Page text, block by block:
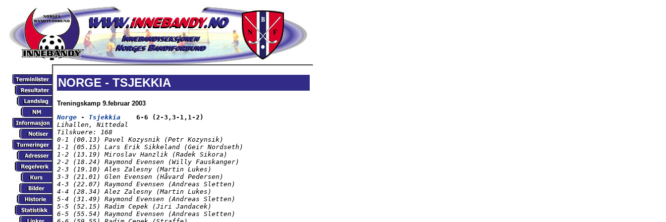
NORGE - TSJEKKIA
Treningskamp 9.februar 2003
Norge - Tsjekkia
    6-6 (2-3,3-1,1-2)
Lihallen, Nittedal
Tilskuere: 168
0-1 (00.13) Pavel Kozysnik (Petr Kozynsik)
1-1 (05.15) Lars Erik Sikkeland (Geir Nordseth)
1-2 (13.19) Miroslav Hanzlik (Radek Sikora)
2-2 (18.24) Raymond Evensen (Willy Fauskanger)
2-3 (19.10) Ales Zalesny (Martin Lukes)
3-3 (21.01) Glen Evensen (Håvard Pedersen)
4-3 (22.07) Raymond Evensen (Andreas Sletten)
4-4 (28.34) Alez Zalesny (Martin Lukes)
5-4 (31.49) Raymond Evensen (Andreas Sletten)
5-5 (52.15) Radim Cepek (Jiri Jandacek)
6-5 (55.54) Raymond Evensen (Andreas Sletten)